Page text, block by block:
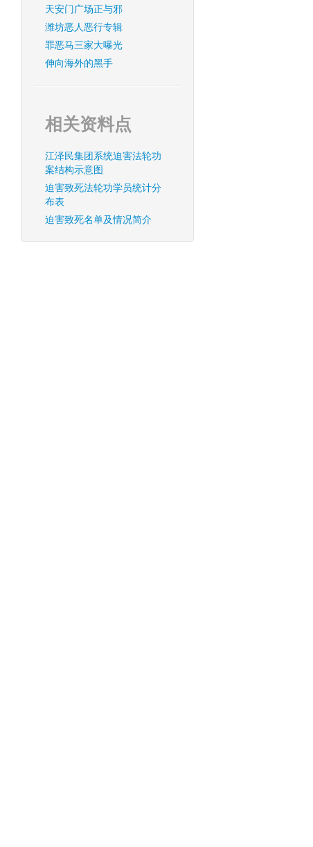
天安门广场正与邪
潍坊恶人恶行专辑
罪恶马三家大曝光
伸向海外的黑手
相关资料点
江泽民集团系统迫害法轮功
案结构示意图
迫害致死法轮功学员统计分
布表
迫害致死名单及情况简介